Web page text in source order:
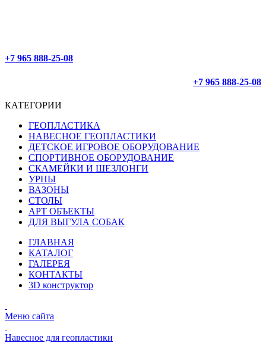
+7 965 888-25-08
+7 965 888-25-08
КАТЕГОРИИ
ГЕОПЛАСТИКА
НАВЕСНОЕ ГЕОПЛАСТИКИ
ДЕТСКОЕ ИГРОВОЕ ОБОРУДОВАНИЕ
СПОРТИВНОЕ ОБОРУДОВАНИЕ
СКАМЕЙКИ И ШЕЗЛОНГИ
УРНЫ
ВАЗОНЫ
СТОЛЫ
АРТ ОБЪЕКТЫ
ДЛЯ ВЫГУЛА СОБАК
ГЛАВНАЯ
КАТАЛОГ
ГАЛЕРЕЯ
КОНТАКТЫ
3D конструктор
Меню сайта
Навесное для геопластики